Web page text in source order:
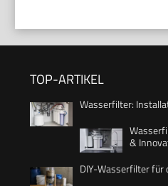
TOP-ARTIKEL
Wasserfilter:
&
DIY-Wasserfilter für